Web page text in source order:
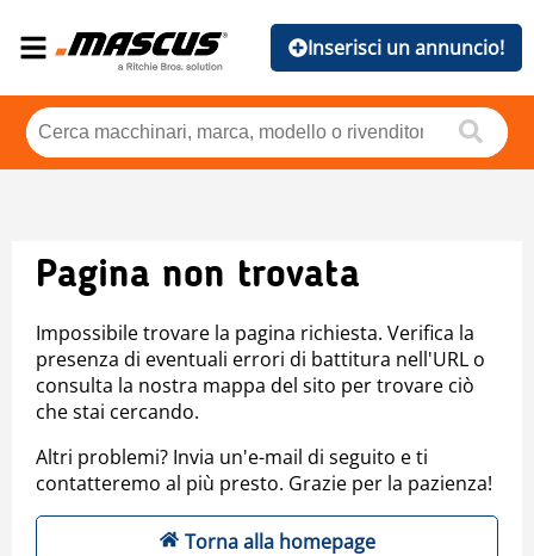
Inserisci un annuncio!
Pagina non trovata
Impossibile trovare la pagina richiesta. Verifica la
presenza di eventuali errori di battitura nell'URL o
consulta la nostra mappa del sito per trovare ciò
che stai cercando.
Altri problemi? Invia un'e-mail di seguito e ti
contatteremo al più presto. Grazie per la pazienza!
Torna alla homepage